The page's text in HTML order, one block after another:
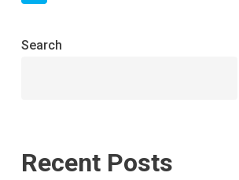
Search
Recent Posts